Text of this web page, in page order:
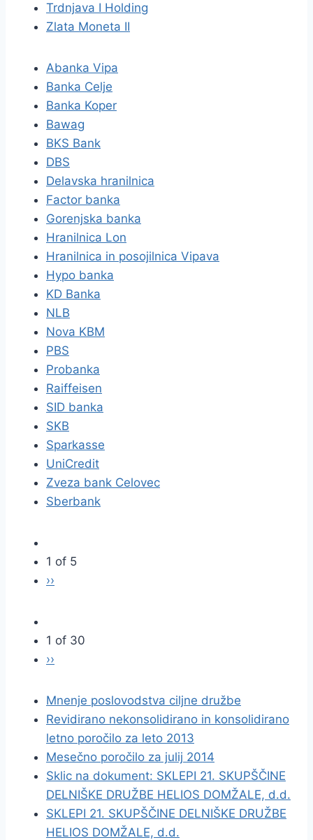
Trdnjava I Holding
Zlata Moneta II
Abanka Vipa
Banka Celje
Banka Koper
Bawag
BKS Bank
DBS
Delavska hranilnica
Factor banka
Gorenjska banka
Hranilnica Lon
Hranilnica in posojilnica Vipava
Hypo banka
KD Banka
NLB
Nova KBM
PBS
Probanka
Raiffeisen
SID banka
SKB
Sparkasse
UniCredit
Zveza bank Celovec
Sberbank
1 of 5
››
1 of 30
››
Mnenje poslovodstva ciljne družbe
Revidirano nekonsolidirano in konsolidirano
letno poročilo za leto 2013
Mesečno poročilo za julij 2014
Sklic na dokument: SKLEPI 21. SKUPŠČINE
DELNIŠKE DRUŽBE HELIOS DOMŽALE, d.d.
SKLEPI 21. SKUPŠČINE DELNIŠKE DRUŽBE
HELIOS DOMŽALE, d.d.